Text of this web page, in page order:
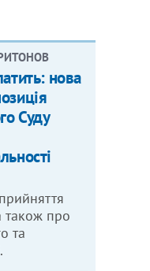
нова
Суду
також про
та